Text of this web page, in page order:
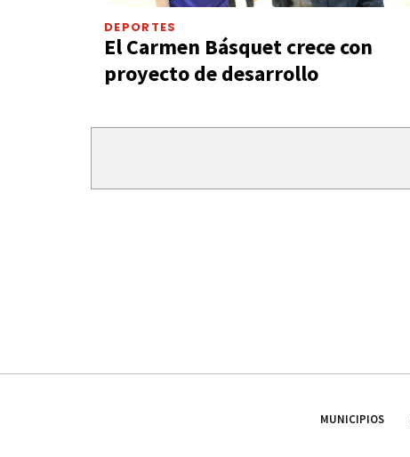
DEPORTES
El Carmen Básquet crece con
proyecto de desarrollo
MUNICIPIOS